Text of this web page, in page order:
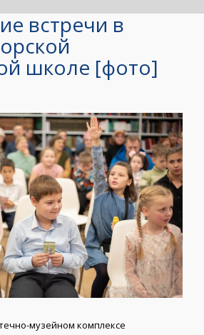
встречи в
школе [фото]
музейном комплексе